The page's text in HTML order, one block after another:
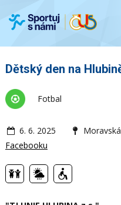
Dětský den na
Fotbal
6. 6. 2025
Facebooku